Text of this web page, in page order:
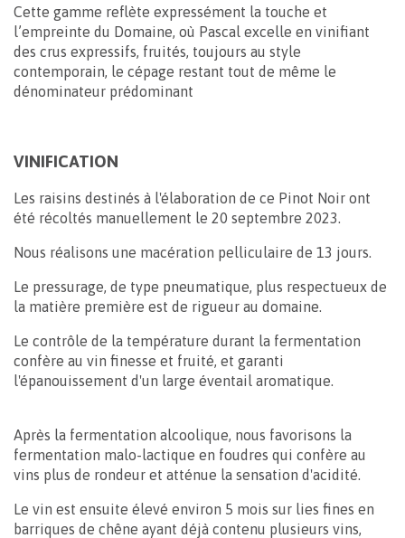
Cette gamme reflète expressément la touche et
l’empreinte du Domaine, où Pascal excelle en vinifiant
des crus expressifs, fruités, toujours au style
contemporain, le cépage restant tout de même le
dénominateur prédominant
VINIFICATION
Les raisins destinés à l'élaboration de ce Pinot Noir ont
été récoltés manuellement le 20 septembre 2023.
Nous réalisons une macération pelliculaire de 13 jours.
Le pressurage, de type pneumatique, plus respectueux de
la matière première est de rigueur au domaine.
Le contrôle de la température durant la fermentation
confère au vin finesse et fruité, et garanti
l'épanouissement d'un large éventail aromatique.
Après la fermentation alcoolique, nous favorisons la
fermentation malo-lactique en foudres qui confère au
vins plus de rondeur et atténue la sensation d'acidité.
Le vin est ensuite élevé environ 5 mois sur lies fines en
barriques de chêne ayant déjà contenu plusieurs vins,